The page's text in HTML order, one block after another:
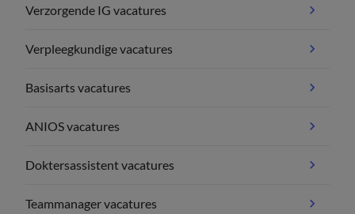
Verzorgende IG vacatures
Verpleegkundige vacatures
Basisarts vacatures
ANIOS vacatures
Doktersassistent vacatures
Teammanager vacatures